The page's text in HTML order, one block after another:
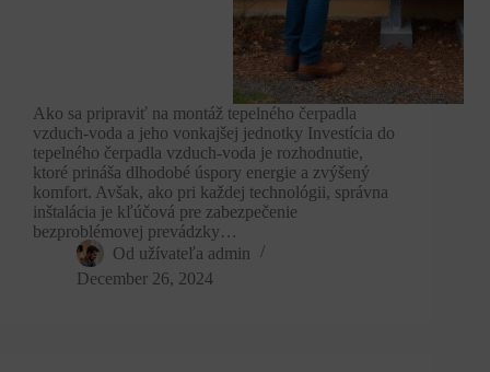
Ako sa pripraviť na montáž tepelného čerpadla
vzduch-voda a jeho vonkajšej jednotky Investícia do
tepelného čerpadla vzduch-voda je rozhodnutie,
ktoré prináša dlhodobé úspory energie a zvýšený
komfort. Avšak, ako pri každej technológii, správna
inštalácia je kľúčová pre zabezpečenie
bezproblémovej prevádzky…
Od užívateľa admin
December 26, 2024